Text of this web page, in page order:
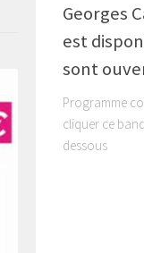
Georges
est
sont
Programme
cliquer ce
dessous